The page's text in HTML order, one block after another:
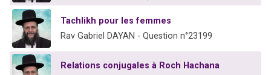
Tachlikh pour les femmes
Rav Gabriel DAYAN - Question n°23199
Relations conjugales à Roch Hachana